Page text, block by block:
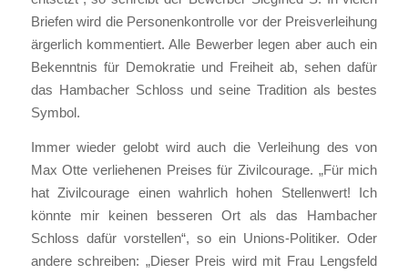
Briefen wird die Personenkontrolle vor der Preisverleihung
ärgerlich kommentiert. Alle Bewerber legen aber auch ein
Bekenntnis für Demokratie und Freiheit ab, sehen dafür
das Hambacher Schloss und seine Tradition als bestes
Symbol.
Immer wieder gelobt wird auch die Verleihung des von
Max Otte verliehenen Preises für Zivilcourage. „Für mich
hat Zivilcourage einen wahrlich hohen Stellenwert! Ich
könnte mir keinen besseren Ort als das Hambacher
Schloss dafür vorstellen“, so ein Unions-Politiker. Oder
andere schreiben: „Dieser Preis wird mit Frau Lengsfeld